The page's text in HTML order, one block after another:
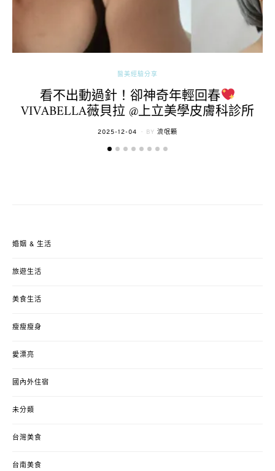
醫美經驗分享
看不出動過針！卻神奇年輕回春
VIVABELLA薇貝拉 @上立美學皮膚科診所
POSTED
2025-12-04 BY 流氓顆
婚姻 & 生活
旅遊生活
美食生活
瘦瘦瘦身
愛漂亮
國內外住宿
未分類
台灣美食
台南美食